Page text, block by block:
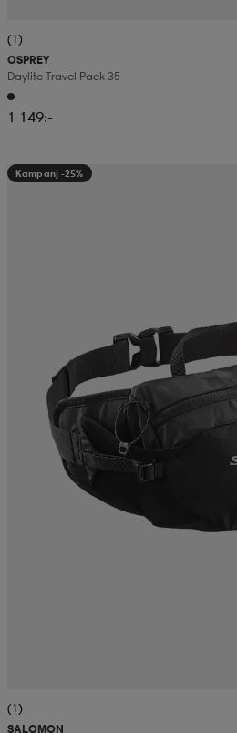
(1)
OSPREY
Daylite Travel Pack 35
1 149:-
Kampanj -25%
(1)
SALOMON